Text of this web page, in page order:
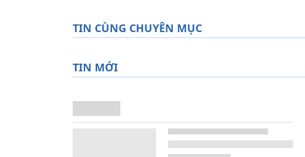
TIN CÙNG CHUYÊN MỤC
TIN MỚI